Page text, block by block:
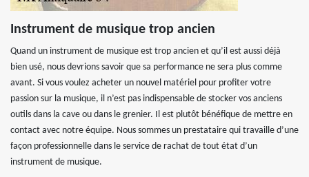
Instrument de musique trop ancien
Quand un instrument de musique est trop ancien et qu’il est aussi déjà
bien usé, nous devrions savoir que sa performance ne sera plus comme
avant. Si vous voulez acheter un nouvel matériel pour profiter votre
passion sur la musique, il n’est pas indispensable de stocker vos anciens
outils dans la cave ou dans le grenier. Il est plutôt bénéfique de mettre en
contact avec notre équipe. Nous sommes un prestataire qui travaille d’une
façon professionnelle dans le service de rachat de tout état d’un
instrument de musique.